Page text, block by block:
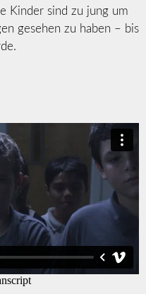
Kinder sind zu jung um
gesehen zu haben – bis